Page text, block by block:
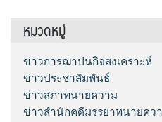
หมวดหมู่
ข่าวการฌาปนกิจสงเคราะห์
ข่าวประชาสัมพันธ์
ข่าวสภาทนายความ
ข่าวสำนักคดีมรรยาทนายคว